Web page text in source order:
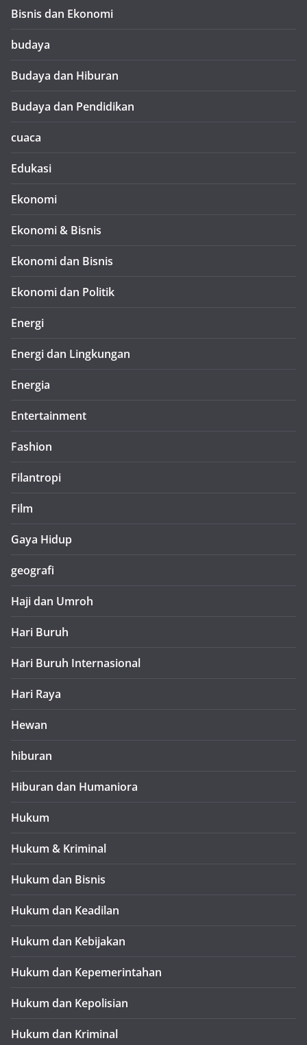
Bisnis dan Ekonomi
budaya
Budaya dan Hiburan
Budaya dan Pendidikan
cuaca
Edukasi
Ekonomi
Ekonomi & Bisnis
Ekonomi dan Bisnis
Ekonomi dan Politik
Energi
Energi dan Lingkungan
Energia
Entertainment
Fashion
Filantropi
Film
Gaya Hidup
geografi
Haji dan Umroh
Hari Buruh
Hari Buruh Internasional
Hari Raya
Hewan
hiburan
Hiburan dan Humaniora
Hukum
Hukum & Kriminal
Hukum dan Bisnis
Hukum dan Keadilan
Hukum dan Kebijakan
Hukum dan Kepemerintahan
Hukum dan Kepolisian
Hukum dan Kriminal